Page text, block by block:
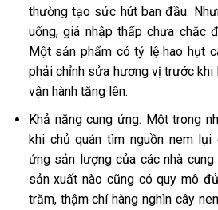
thường tạo sức hút ban đầu.
uống, giá nhập thấp chưa chắc
Một sản phẩm có tỷ lệ hao hụt
phải chỉnh sửa hương vị trước khi
vận hành tăng lên.
Khả năng cung ứng: Một trong
khi chủ quán tìm nguồn nem lụi
ứng sản lượng của các nhà
sản xuất nào cũng có quy mô
trăm, thậm chí hàng nghìn cây